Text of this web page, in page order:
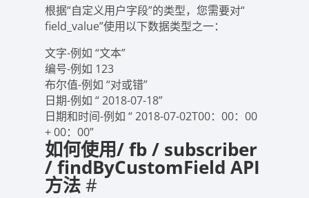
根据“自定义用户字段”的类型，您需要对“
field_value”使用以下数据类型之一：
文字-例如 “文本”
编号-例如 123
布尔值-例如 “对或错”
日期-例如 “ 2018-07-18”
日期和时间-例如 “ 2018-07-02T00：00：00
+ 00：00”
如何使用/ fb / subscriber
/ findByCustomField API
方法#